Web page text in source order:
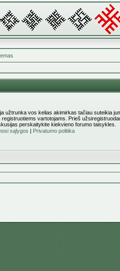
užtrunka vos kelias akimirkas tačiau suteikia
vartotojams. Prieš
perskaitykite kiekvieno forumo taisykles.
sąlygos | Privatumo politika